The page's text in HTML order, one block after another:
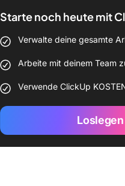
Starte noch heute mit
Verwalte deine gesamte
Arbeite mit deinem Team
Verwende ClickUp
Loslegen